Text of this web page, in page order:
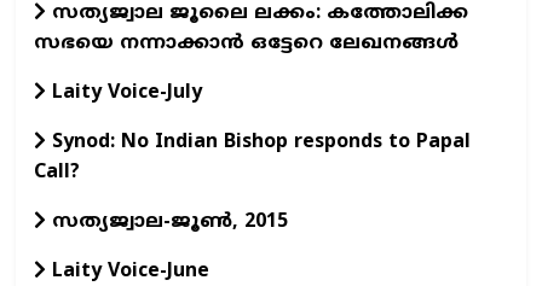
സത്യജ്വാല ജൂലൈ ലക്കം: കത്തോലിക്ക
സഭയെ നന്നാക്കാന്‍ ഒട്ടേറെ ലേഖനങ്ങള്‍
Laity Voice-July
Synod: No Indian Bishop responds to Papal
Call?
സത്യജ്വാല-ജൂണ്‍, 2015
Laity Voice-June